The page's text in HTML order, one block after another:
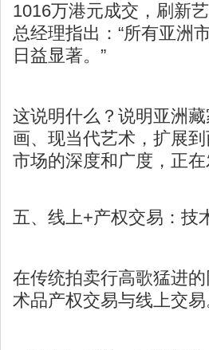
1016万港元成交，刷新
总经理指出：“所有亚洲
日益显著。”
这说明什么？说明亚洲
画、现当代艺术，扩展
市场的深度和广度，正在
五、线上+产权交易：技
在传统拍卖行高歌猛进
术品产权交易与线上交易